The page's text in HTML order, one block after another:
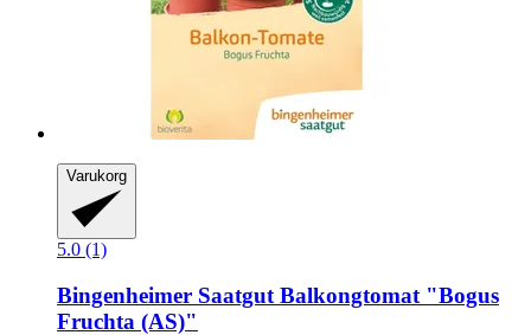
Varukorg
5.0 (1)
Bingenheimer Saatgut Balkongtomat "Bogus
Fruchta (AS)"